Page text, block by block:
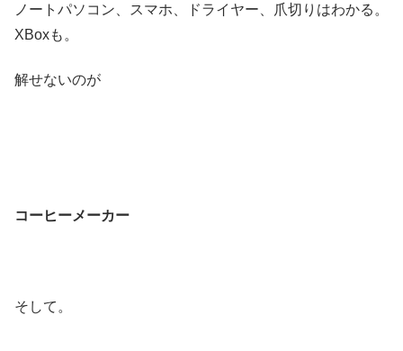
ノートパソコン、スマホ、ドライヤー、爪切りはわかる。
XBoxも。
解せないのが
コーヒーメーカー
そして。